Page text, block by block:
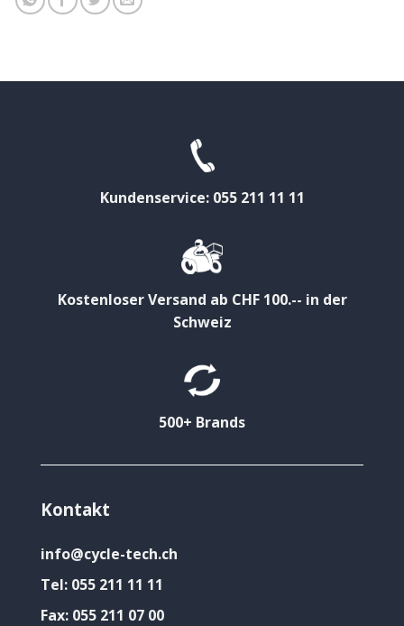
Kundenservice: 055 211 11 11
Kostenloser Versand ab CHF 100.-- in der
Schweiz
500+ Brands
Kontakt
info@cycle-tech.ch
Tel: 055 211 11 11
Fax: 055 211 07 00